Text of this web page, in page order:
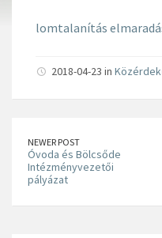
lomtalanítás
2018-04-23 in
NEWER POST
Óvoda és Bölcsőde
Intézményvezetői
pályázat